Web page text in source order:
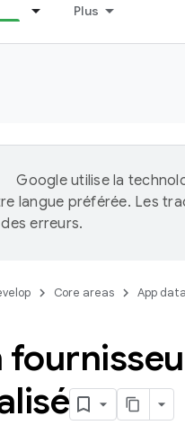
Plus
Google utilise la
langue préférée. Les
erreurs.
Core areas App